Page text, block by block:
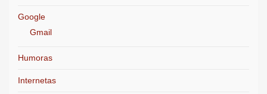
Google
Gmail
Humoras
Internetas